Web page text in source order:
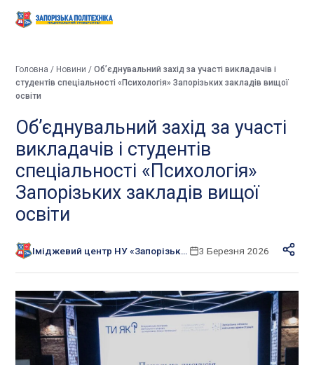
Головна / Новини /Об’єднувальний захід за участі викладачів і
студентів спеціальності «Психологія» Запорізьких закладів вищої
освіти
Об’єднувальний захід за участі
викладачів і студентів
спеціальності «Психологія»
Запорізьких закладів вищої
освіти
Іміджевий центр НУ «Запорізька політехніка» 3 Березня 2026